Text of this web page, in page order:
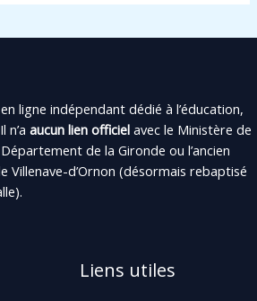
ligne indépendant dédié à l’éducation,
n’a aucun lien officiel avec le Ministère de
de la Gironde ou l’ancien
Villenave-d’Ornon (désormais rebaptisé
Liens utiles